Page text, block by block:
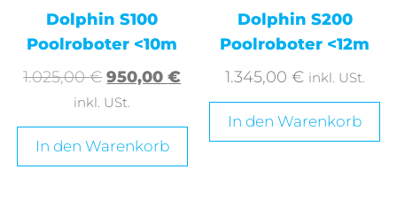
Dolphin S100
Poolroboter <10m
1.025,00€ 950,00€
inkl. USt.
In den Warenkorb
Dolphin S200
Poolroboter <12m
1.345,00 € inkl. USt.
In den Warenkorb